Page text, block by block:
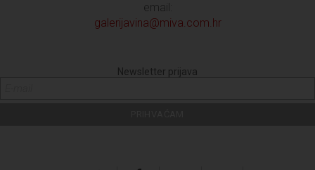
email:
galerijavina@miva.com.hr
Newsletter prijava